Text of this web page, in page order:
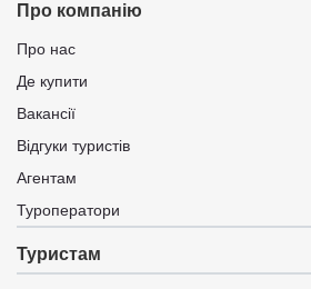
Про компанію
Про нас
Де купити
Вакансії
Відгуки туристів
Агентам
Туроператори
Туристам